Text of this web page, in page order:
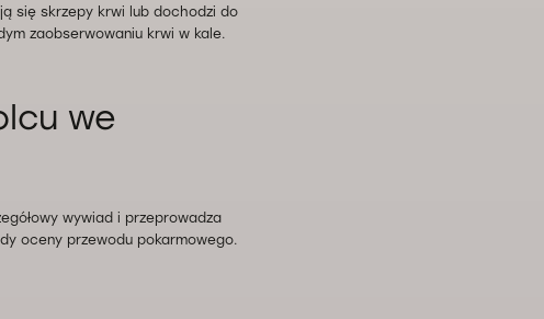
się skrzepy krwi lub dochodzi do
zaobserwowaniu krwi w kale.
we
wywiad i przeprowadza
oceny przewodu pokarmowego.